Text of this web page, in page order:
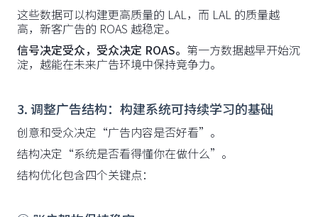
这些数据可以构建更高质量的 LAL，而 LAL 的质量越
高，新客广告的 ROAS 越稳定。
信号决定受众，受众决定 ROAS。 第一方数据越早开始沉
淀，越能在未来广告环境中保持竞争力。
3. 调整广告结构：构建系统可持续学习的基础
创意和受众决定“广告内容是否好看”。
结构决定“系统是否看得懂你在做什么”。
结构优化包含四个关键点：